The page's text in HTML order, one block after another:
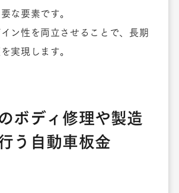
な要素です。
ン性を両立させることで、長期
実現します。
ボディ修理や製造
う自動車板金